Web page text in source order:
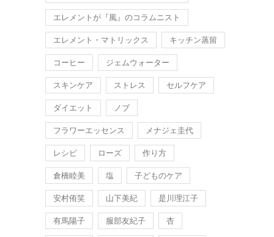
エレメントが『風』のコラムニスト
エレメント・マトリックス キッチン蒸留
コーヒー ジェムウォーター
スキンケア ストレス セルフケア
ダイエット ノブ
フラワーエッセンス メナジェ圭代
レシピ ローズ 作り方
倉橋睦美 塩 子どものケア
安村侑笑 山下美紀 是川理江子
有馬陽子 服部友紀子 杏